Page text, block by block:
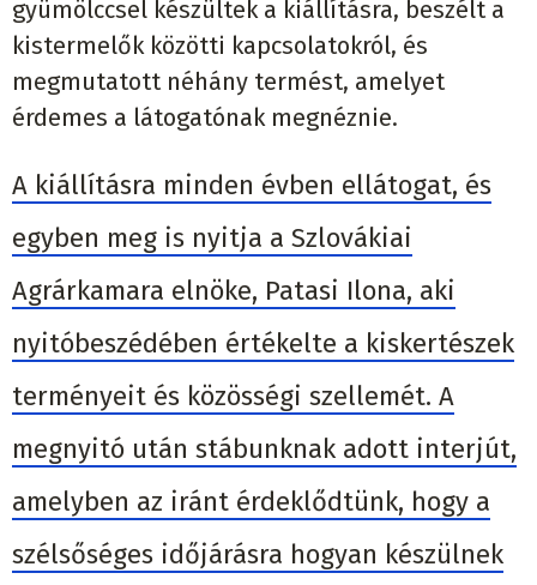
gyümölccsel készültek a kiállításra, beszélt a
kistermelők közötti kapcsolatokról, és
megmutatott néhány termést, amelyet
érdemes a látogatónak megnéznie.
A kiállításra minden évben ellátogat, és
egyben meg is nyitja a Szlovákiai
Agrárkamara elnöke, Patasi Ilona, aki
nyitóbeszédében értékelte a kiskertészek
terményeit és közösségi szellemét. A
megnyitó után stábunknak adott interjút,
amelyben az iránt érdeklődtünk, hogy a
szélsőséges időjárásra hogyan készülnek